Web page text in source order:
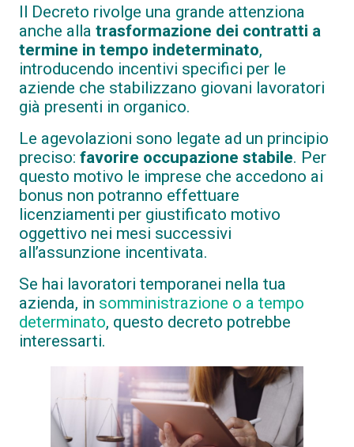
Il Decreto rivolge una grande attenziona
anche alla trasformazione dei contratti a
termine in tempo indeterminato,
introducendo incentivi specifici per le
aziende che stabilizzano giovani lavoratori
già presenti in organico.
Le agevolazioni sono legate ad un principio
preciso: favorire occupazione stabile. Per
questo motivo le imprese che accedono ai
bonus non potranno effettuare
licenziamenti per giustificato motivo
oggettivo nei mesi successivi
all’assunzione incentivata.
Se hai lavoratori temporanei nella tua
azienda, in somministrazione o a tempo
determinato, questo decreto potrebbe
interessarti.